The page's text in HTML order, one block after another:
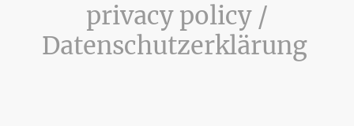
privacy policy /
Datenschutzerklärung